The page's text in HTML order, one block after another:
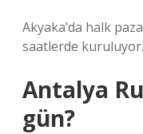
Akyaka’da halk
saatlerde kuruluyor.
Antalya
gün?